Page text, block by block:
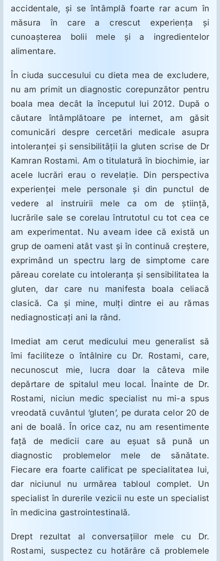
accidentale, şi se întâmplă foarte rar acum în
măsura în care a crescut experienţa şi
cunoaşterea bolii mele şi a ingredientelor
alimentare.
În ciuda succesului cu dieta mea de excludere,
nu am primit un diagnostic corepunzător pentru
boala mea decât la începutul lui 2012. După o
căutare întâmplătoare pe internet, am găsit
comunicări despre cercetări medicale asupra
intoleranţei şi sensibilităţii la gluten scrise de Dr
Kamran Rostami. Am o titulatură în biochimie, iar
acele lucrări erau o revelaţie. Din perspectiva
experienţei mele personale şi din punctul de
vedere al instruirii mele ca om de ştiinţă,
lucrările sale se corelau întrutotul cu tot cea ce
am experimentat. Nu aveam idee că există un
grup de oameni atât vast şi în continuă creştere,
exprimând un spectru larg de simptome care
păreau corelate cu intoleranţa şi sensibilitatea la
gluten, dar care nu manifesta boala celiacă
clasică. Ca şi mine, mulţi dintre ei au rămas
nediagnosticaţi ani la rând.
Imediat am cerut medicului meu generalist să
îmi faciliteze o întâlnire cu Dr. Rostami, care,
necunoscut mie, lucra doar la câteva mile
depărtare de spitalul meu local. Înainte de Dr.
Rostami, niciun medic specialist nu mi-a spus
vreodată cuvântul ‘gluten’, pe durata celor 20 de
ani de boală. În orice caz, nu am resentimente
faţă de medicii care au eşuat să pună un
diagnostic problemelor mele de sănătate.
Fiecare era foarte calificat pe specialitatea lui,
dar niciunul nu urmărea tabloul complet. Un
specialist în durerile vezicii nu este un specialist
în medicina gastrointestinală.
Drept rezultat al conversaţiilor mele cu Dr.
Rostami, suspectez cu hotărâre că problemele